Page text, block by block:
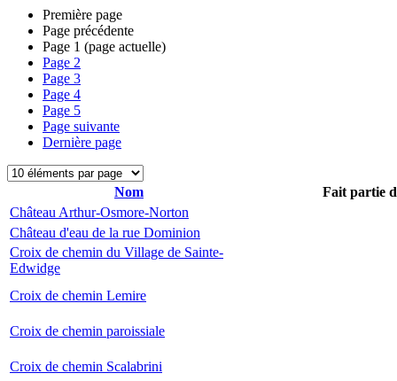
Première page
Page précédente
Page 1 (page actuelle)
Page 2
Page 3
Page 4
Page 5
Page suivante
Dernière page
Nom
Fait partie
Château Arthur-Osmore-Norton
Château d'eau de la rue Dominion
Croix de chemin du Village de Sainte-
Edwidge
Croix de chemin Lemire
Croix de chemin paroissiale
Croix de chemin Scalabrini